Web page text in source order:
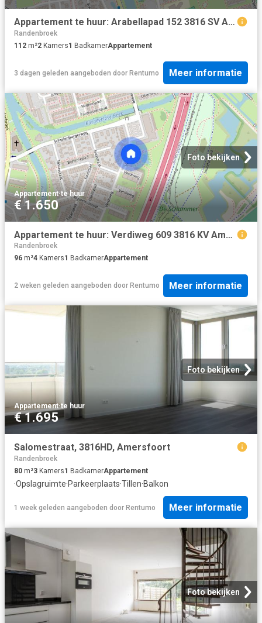
Appartement te huur: Arabellapad 152 3816 SV Amersfoort
Randenbroek
112 m²2 Kamers1 BadkamerAppartement
3 dagen geleden aangeboden door Rentumo Meer informatie
Foto bekijken
Appartement·te huur
€ 1.650
Appartement te huur: Verdiweg 609 3816 KV Amersfoort
Randenbroek
96 m²4 Kamers1 BadkamerAppartement
2 weken geleden aangeboden door Rentumo Meer informatie
Foto bekijken
Appartement·te huur
€ 1.695
Salomestraat, 3816HD, Amersfoort
Randenbroek
80 m²3 Kamers1 BadkamerAppartement
·Opslagruimte·Parkeerplaats·Tillen·Balkon
1 week geleden aangeboden door Rentumo Meer informatie
Foto bekijken